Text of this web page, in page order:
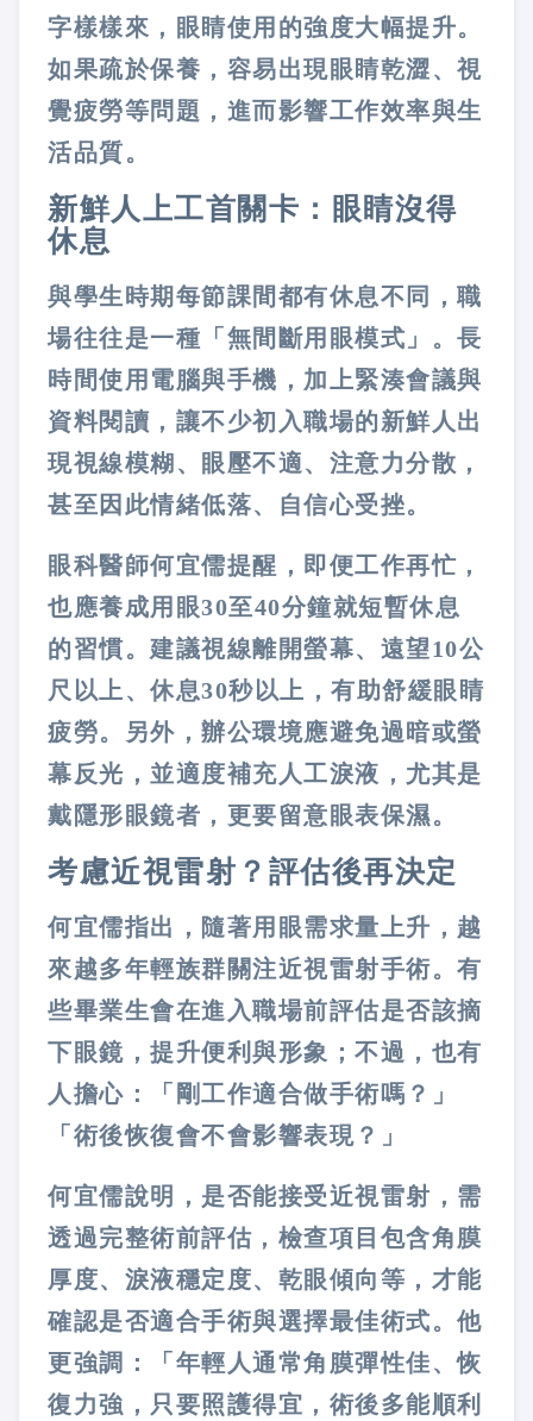
字樣樣來，眼睛使用的強度大幅提升。
如果疏於保養，容易出現眼睛乾澀、視
覺疲勞等問題，進而影響工作效率與生
活品質。
新鮮人上工首關卡：眼睛沒得
休息
與學生時期每節課間都有休息不同，職
場往往是一種「無間斷用眼模式」。長
時間使用電腦與手機，加上緊湊會議與
資料閱讀，讓不少初入職場的新鮮人出
現視線模糊、眼壓不適、注意力分散，
甚至因此情緒低落、自信心受挫。
眼科醫師何宜儒提醒，即便工作再忙，
也應養成用眼30至40分鐘就短暫休息
的習慣。建議視線離開螢幕、遠望10公
尺以上、休息30秒以上，有助舒緩眼睛
疲勞。另外，辦公環境應避免過暗或螢
幕反光，並適度補充人工淚液，尤其是
戴隱形眼鏡者，更要留意眼表保濕。
考慮近視雷射？評估後再決定
何宜儒指出，隨著用眼需求量上升，越
來越多年輕族群關注近視雷射手術。有
些畢業生會在進入職場前評估是否該摘
下眼鏡，提升便利與形象；不過，也有
人擔心：「剛工作適合做手術嗎？」
「術後恢復會不會影響表現？」
何宜儒說明，是否能接受近視雷射，需
透過完整術前評估，檢查項目包含角膜
厚度、淚液穩定度、乾眼傾向等，才能
確認是否適合手術與選擇最佳術式。他
更強調：「年輕人通常角膜彈性佳、恢
復力強，只要照護得宜，術後多能順利